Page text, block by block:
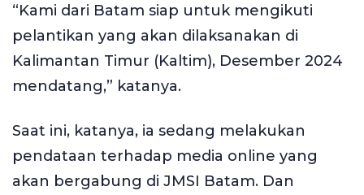
“Kami dari Batam siap untuk mengikuti
pelantikan yang akan dilaksanakan di
Kalimantan Timur (Kaltim), Desember 2024
mendatang,” katanya.
Saat ini, katanya, ia sedang melakukan
pendataan terhadap media online yang
akan bergabung di JMSI Batam. Dan